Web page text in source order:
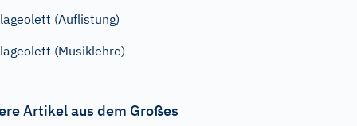
(Auflistung)
(Musiklehre)
Artikel aus dem Großes